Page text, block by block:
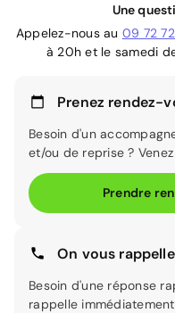
Une
Appelez-nous au 09 72
à 20h et le samedi
Prenez rendez-
Besoin d'un
et/ou de reprise ?
Prendre
On vous rappelle
Besoin d'une réponse
rappelle